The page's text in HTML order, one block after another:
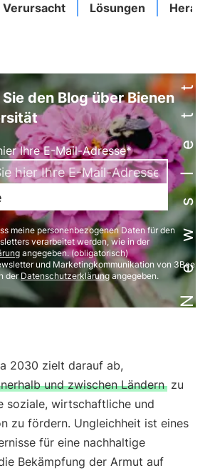
Verursacht Lösungen Newsletter
den Blog über Bienen
Ihre E-Mail-Adresse*
meine personenbezogenen Daten für den
verarbeitet werden, wie in der
angegeben. (obligatorisch)
und Marketingkommunikation von 3Bee
derDatenschutzerklärungangegeben.
2030 zielt darauf ab,
und zwischen Ländern zu
soziale, wirtschaftliche und
zu fördern. Ungleichheit ist eines
für eine nachhaltige
Bekämpfung der Armut auf